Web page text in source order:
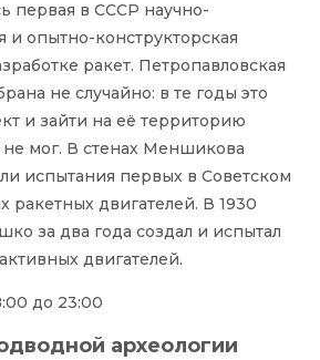
первая в СССР научно-
и опытно-конструкторская
ракет. Петропавловская
не случайно: в те годы это
и зайти на её территорию
мог. В стенах Меншикова
испытания первых в Советском
двигателей. В 1930
за два года создал и испытал
двигателей.
до 23:00
археологии